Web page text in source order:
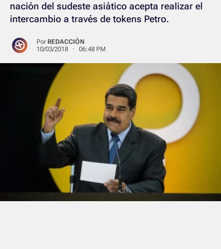
nación del sudeste asiático acepta realizar el
intercambio a través de tokens Petro.
Por REDACCIÓN
10/03/2018 · 06:48 PM